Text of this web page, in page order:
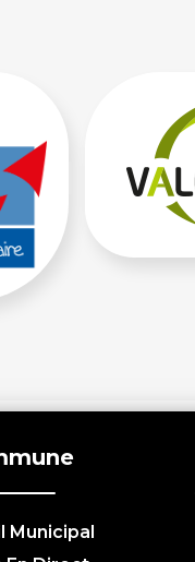
Municipal